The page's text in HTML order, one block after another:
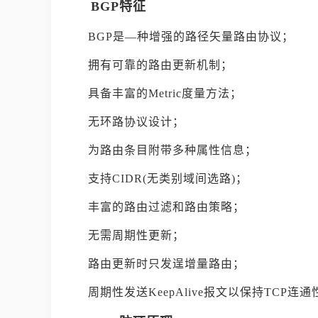
BGP特征
BGP是—种增强的路径矢量路由协议；
拥有可靠的路由更新机制；
具备丰富的Metric度量方法；
无环路协议设计；
为路由条目附带多种属性信息；
支持CIDR(无类别域间选路)；
丰富的路由过滤和路由策略；
无需周期性更新；
路由更新时只发逞增量路由；
周期性发送KeepAlive报文以保持TCP连通